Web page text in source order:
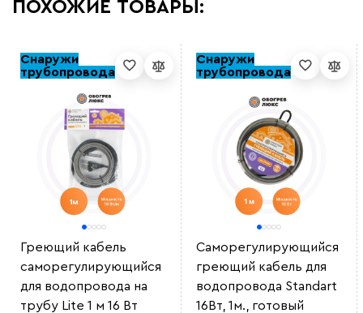
ПОХОЖИЕ ТОВАРЫ:
Снаружи
трубопровода
Греющий кабель
саморегулирующийся
для водопровода на
трубу Lite 1 м 16 Вт
Снаружи
трубопровода
Саморегулирующийся
греющий кабель для
водопровода Standart
16Вт, 1м., готовый